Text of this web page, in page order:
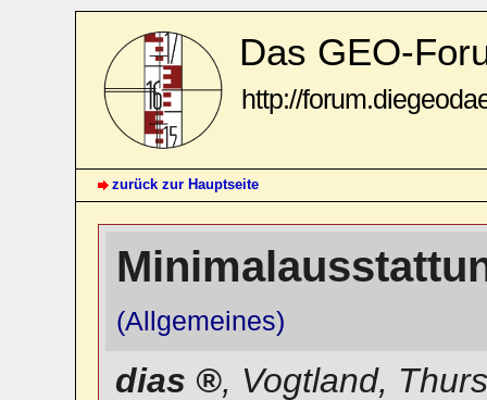
Das GEO-
http://
zurück zur Hauptseite
(Allgemeines)
dias , Vogtland,